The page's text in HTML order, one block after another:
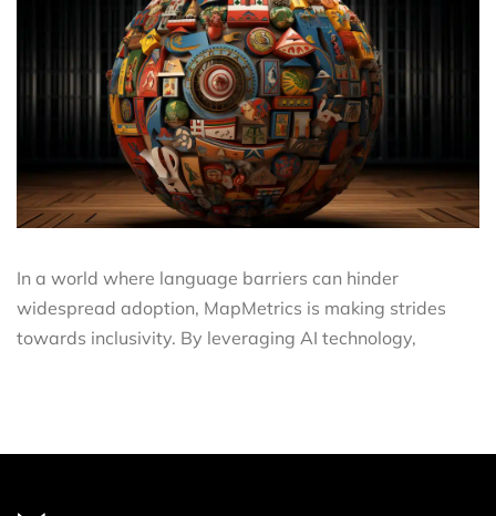
In a world where language barriers can hinder
widespread adoption, MapMetrics is making strides
towards inclusivity. By leveraging AI technology,